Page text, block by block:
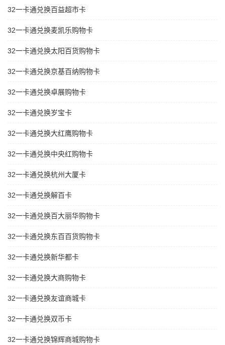
32一卡通兑换百益超市卡
32一卡通兑换麦凯乐购物卡
32一卡通兑换太阳百货购物卡
32一卡通兑换京基百纳购物卡
32一卡通兑换卓展购物卡
32一卡通兑换岁宝卡
32一卡通兑换大红鹰购物卡
32一卡通兑换中央红购物卡
32一卡通兑换杭州大厦卡
32一卡通兑换解百卡
32一卡通兑换百大丽华购物卡
32一卡通兑换东百百货购物卡
32一卡通兑换新华都卡
32一卡通兑换大商购物卡
32一卡通兑换友谊商城卡
32一卡通兑换双币卡
32一卡通兑换锦辉商城购物卡